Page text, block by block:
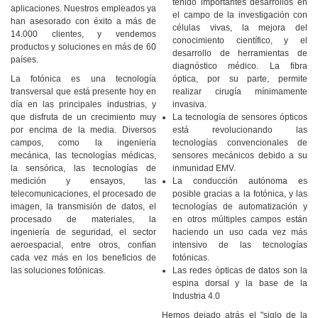
aplicaciones. Nuestros empleados ya
han asesorado con éxito a más de
14.000 clientes, y vendemos
productos y soluciones en más de 60
países.
La fotónica es una tecnología
transversal que está presente hoy en
día en las principales industrias, y
que disfruta de un crecimiento muy
por encima de la media. Diversos
campos, como la ingeniería
mecánica, las tecnologías médicas,
la sensórica, las tecnologías de
medición y ensayos, las
telecomunicaciones, el procesado de
imagen, la transmisión de datos, el
procesado de materiales, la
ingeniería de seguridad, el sector
aeroespacial, entre otros, confían
cada vez más en los beneficios de
las soluciones fotónicas.
el campo de la investigación con
células vivas, la mejora del
conocimiento científico, y el
desarrollo de herramientas de
diagnóstico médico. La fibra
óptica, por su parte, permite
realizar cirugía mínimamente
invasiva.
La tecnología de sensores ópticos
está revolucionando las
tecnologías convencionales de
sensores mecánicos debido a su
inmunidad EMV.
La conducción autónoma es
posible gracias a la fotónica, y las
tecnologías de automatización y
en otros múltiples campos están
haciendo un uso cada vez más
intensivo de las tecnologías
fotónicas.
Las redes ópticas de datos son la
espina dorsal y la base de la
Industria 4.0
Hemos dejado atrás el "siglo de la